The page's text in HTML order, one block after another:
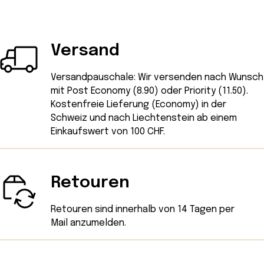
Versand
Versandpauschale: Wir versenden nach Wunsch
mit Post Economy (8.90) oder Priority (11.50).
Kostenfreie Lieferung (Economy) in der
Schweiz und nach Liechtenstein ab einem
Einkaufswert von 100 CHF.
Retouren
Retouren sind innerhalb von 14 Tagen per
Mail anzumelden.